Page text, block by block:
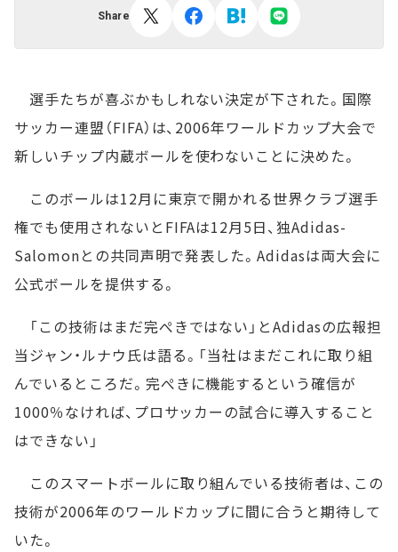
Share
選手たちが喜ぶかもしれない決定が下された。国際
サッカー連盟（FIFA）は、2006年ワールドカップ大会で
新しいチップ内蔵ボールを使わないことに決めた。
このボールは12月に東京で開かれる世界クラブ選手
権でも使用されないとFIFAは12月5日、独Adidas-
Salomonとの共同声明で発表した。Adidasは両大会に
公式ボールを提供する。
「この技術はまだ完ぺきではない」とAdidasの広報担
当ジャン・ルナウ氏は語る。「当社はまだこれに取り組
んでいるところだ。完ぺきに機能するという確信が
1000％なければ、プロサッカーの試合に導入すること
はできない」
このスマートボールに取り組んでいる技術者は、この
技術が2006年のワールドカップに間に合うと期待して
いた。